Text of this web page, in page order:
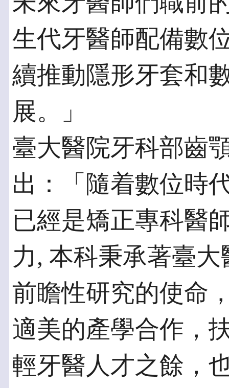
生代牙醫師配備數
續推動隱形牙套和
展。」
臺大醫院牙科部齒
出：「隨着數位時
已經是矯正專科醫
力, 本科秉承著臺
前瞻性研究的使命
適美的產學合作，
輕牙醫人才之餘，